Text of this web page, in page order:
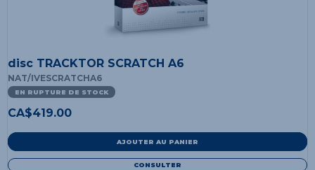
disc TRACKTOR SCRATCH A6
NAT/IVESCRATCHA6
EN RUPTURE DE STOCK
CA$419.00
AJOUTER AU PANIER
CONSULTER